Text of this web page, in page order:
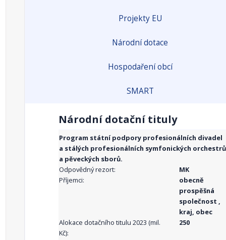
Projekty EU
Národní dotace
Hospodaření obcí
SMART
Národní dotační tituly
Program státní podpory profesionálních divadel
a stálých profesionálních symfonických orchestrů
a pěveckých sborů.
Odpovědný rezort:
MK
Příjemci:
obecně
prospěšná
společnost ,
kraj, obec
Alokace dotačního titulu 2023 (mil.
Kč):
250